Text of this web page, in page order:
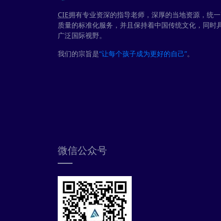
CIE拥有专业资深的指导老师，深厚的当地资源，统
质量的标准化服务，并且保持着中国传统文化，同时
广泛国际视野。
我们的宗旨是“让每个孩子成为更好的自己”。
微信公众号